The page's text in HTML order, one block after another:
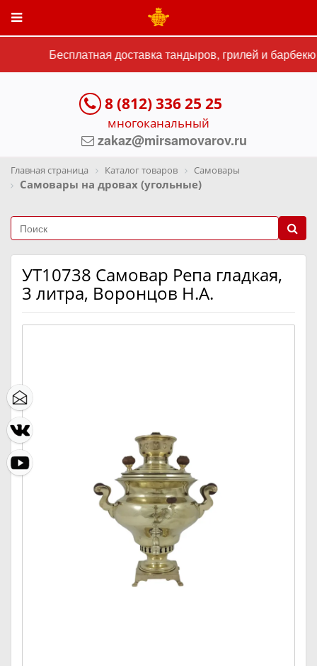
Бесплатная доставка тандыров, грилей и
8 (812) 336 25 25
многоканальный
zakaz@mirsamovarov.ru
Главная страница Каталог товаров Самовары
Самовары на дровах (угольные)
УТ10738 Самовар Репа гладкая,
3 литра, Воронцов Н.А.